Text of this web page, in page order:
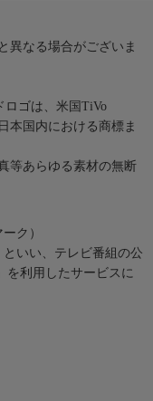
異なる場合がございま
ロゴは、米国TiVo
本国内における商標ま
等あらゆる素材の無断
ク）
といい、テレビ番組の公
を利用したサービスに